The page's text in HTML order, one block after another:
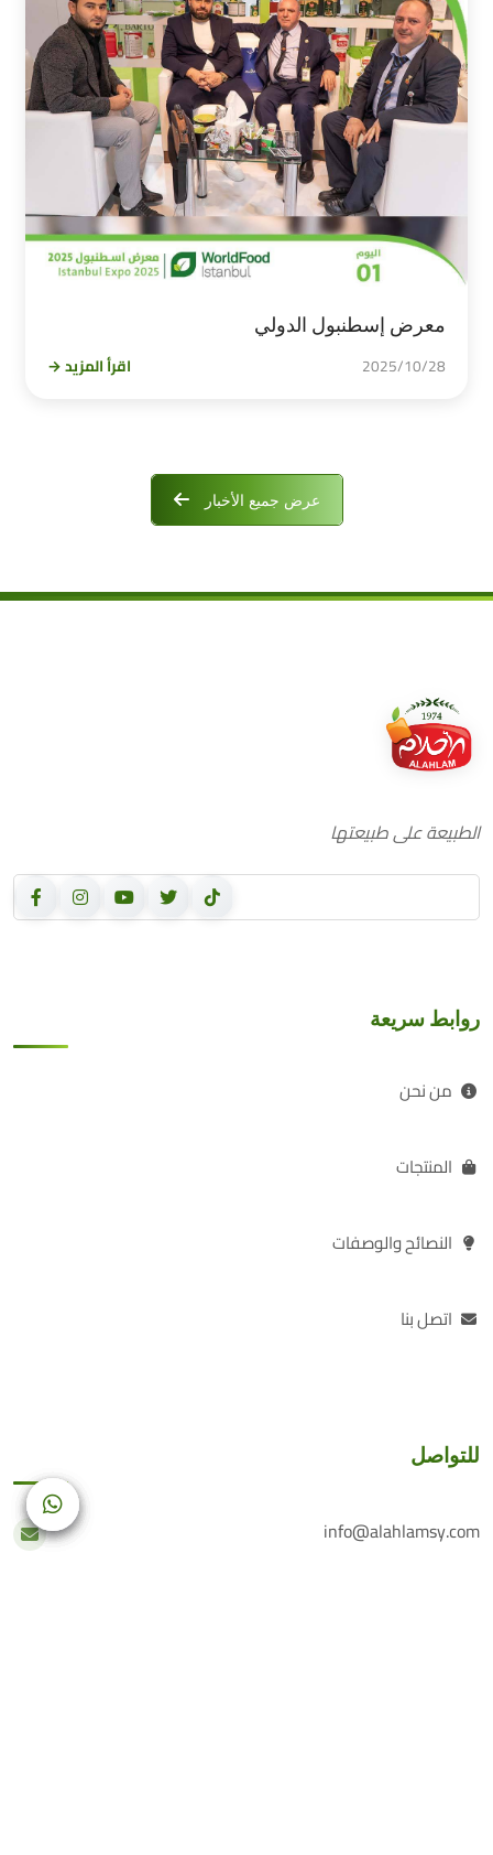
معرض إسطنبول الدولي
2025/10/28 اقرأ المزيد →
عرض جميع الأخبار
الطبيعة على طبيعتها
روابط سريعة
من نحن
المنتجات
النصائح والوصفات
اتصل بنا
للتواصل
info@alahlamsy.com